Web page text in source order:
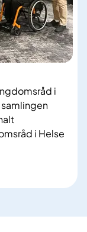
i
i Helse